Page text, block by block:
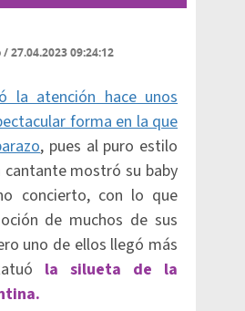
/27.04.2023 09:24:12
la atención hace unos
forma en la que
, pues al puro estilo
cantante mostró su baby
concierto, con lo que
de muchos de sus
uno de ellos llegó más
la silueta de la